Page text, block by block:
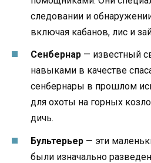
следовании и
включая кабанов, лис и
Сенбернар — известный
навыками в качестве
сенбернары в прошлом
для охоты на горных
дичь.
Бультерьер — эти
были изначально